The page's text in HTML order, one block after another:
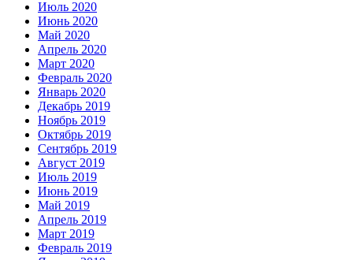
Июль 2020
Июнь 2020
Май 2020
Апрель 2020
Март 2020
Февраль 2020
Январь 2020
Декабрь 2019
Ноябрь 2019
Октябрь 2019
Сентябрь 2019
Август 2019
Июль 2019
Июнь 2019
Май 2019
Апрель 2019
Март 2019
Февраль 2019